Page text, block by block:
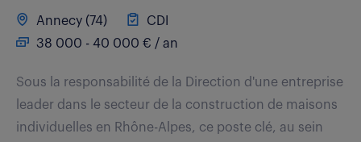
Annecy (74)
CDI
38 000 - 40 000 € / an
Sous la responsabilité de la Direction d'une entreprise
leader dans le secteur de la construction de maisons
individuelles en Rhône-Alpes, ce poste clé, au sein